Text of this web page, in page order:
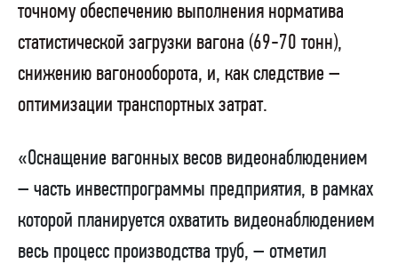
точному обеспечению выполнения норматива
статистической загрузки вагона (69-70 тонн),
снижению вагонооборота, и, как следствие –
оптимизации транспортных затрат.
«Оснащение вагонных весов видеонаблюдением
– часть инвестпрограммы предприятия, в рамках
которой планируется охватить видеонаблюдением
весь процесс производства труб, – отметил